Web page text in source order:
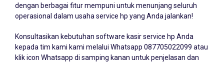
dengan berbagai fitur mempuni untuk menunjang seluruh
operasional dalam usaha service hp yang Anda jalankan!
Konsultasikan kebutuhan software kasir service hp Anda
kepada tim kami kami melalui Whatsapp 087705022099 atau
klik icon Whatsapp di samping kanan untuk penjelasan dan